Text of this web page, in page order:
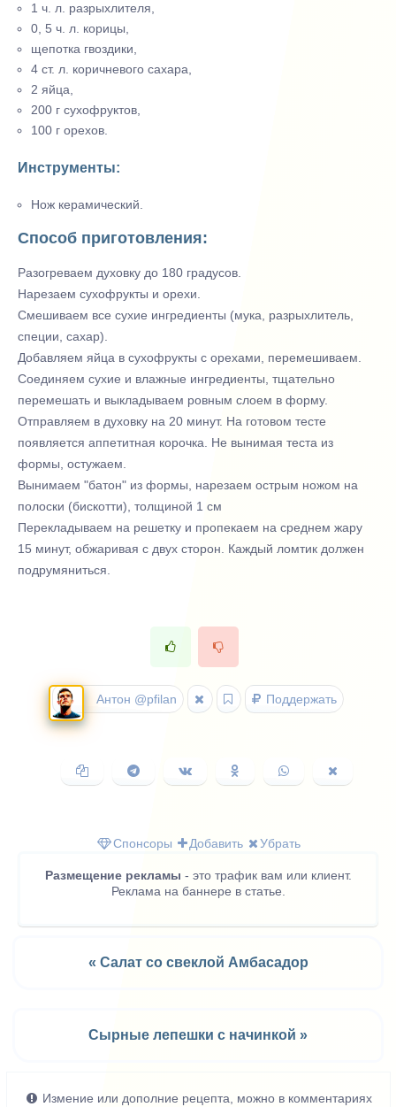
1 ч. л. разрыхлителя,
0, 5 ч. л. корицы,
щепотка гвоздики,
4 ст. л. коричневого сахара,
2 яйца,
200 г сухофруктов,
100 г орехов.
Инструменты:
Нож керамический.
Способ приготовления:
Разогреваем духовку до 180 градусов.
Нарезаем сухофрукты и орехи.
Смешиваем все сухие ингредиенты (мука, разрыхлитель,
специи, сахар).
Добавляем яйца в сухофрукты с орехами, перемешиваем.
Соединяем сухие и влажные ингредиенты, тщательно
перемешать и выкладываем ровным слоем в форму.
Отправляем в духовку на 20 минут. На готовом тесте
появляется аппетитная корочка. Не вынимая теста из
формы, остужаем.
Вынимаем "батон" из формы, нарезаем острым ножом на
полоски (бискотти), толщиной 1 см
Перекладываем на решетку и пропекаем на среднем жару
15 минут, обжаривая с двух сторон. Каждый ломтик должен
подрумяниться.
Антон @pfilan Поддержать
Копировать
ссылку
Поделиться
в
Поделиться
ВКонтакте
Поделиться
в
Поделиться
в
в
Спонсоры
Добавить Убрать
Размещение рекламы - это трафик вам или клиент.
Реклама на баннере в статье.
« Салат со свеклой Амбасадор
Сырные лепешки с начинкой »
Измение или дополние рецепта, можно в комментариях